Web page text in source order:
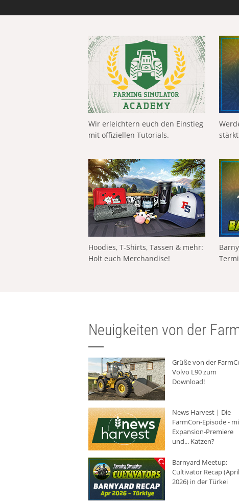
Wir erleichtern euch den Einstieg
mit offiziellen Tutorials.
Hoodies, T-Shirts, Tassen & mehr:
Holt euch Merchandise!
Neuigkeiten von der
Grüße von der
Volvo L90 zum
Download!
News Harvest | Die
FarmCon-Episode -
Expansion-Premiere
und... Katzen?
Barnyard Meetup:
Cultivator Recap (April
2026) in der Türkei